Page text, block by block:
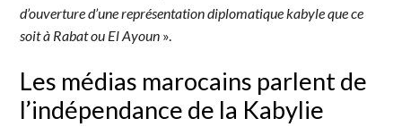
d’ouverture d’une représentation diplomatique kabyle que ce
soit à Rabat ou El Ayoun ».
Les médias marocains parlent de
l’indépendance de la Kabylie